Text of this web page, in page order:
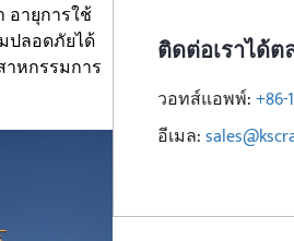
อายุการใช้
ปลอดภัยได้
หกรรมการ
ติดต่อเราได้ต
วอทส์แอพพ์:+86-
อีเมล: